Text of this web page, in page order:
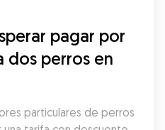
pagar por
dos perros en
particulares de perros